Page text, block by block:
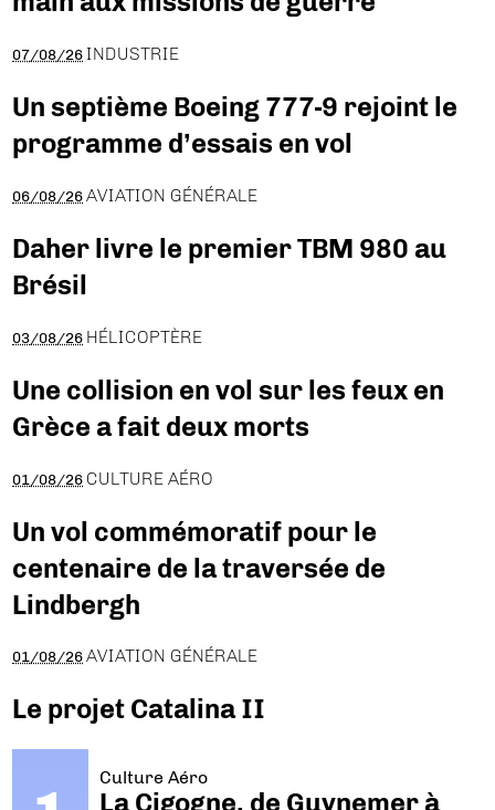
07/08/26 INDUSTRIE
Un septième Boeing 777-9 rejoint le
programme d’essais en vol
06/08/26 AVIATION GÉNÉRALE
Daher livre le premier TBM 980 au
Brésil
03/08/26 HÉLICOPTÈRE
Une collision en vol sur les feux en
Grèce a fait deux morts
01/08/26 CULTURE AÉRO
Un vol commémoratif pour le
centenaire de la traversée de
Lindbergh
01/08/26 AVIATION GÉNÉRALE
Le projet Catalina II
Culture Aéro
La Cigogne, de Guynemer à